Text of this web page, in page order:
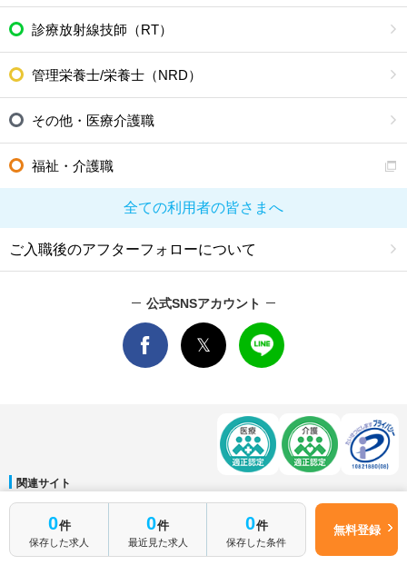
0件
保存した求人
0件
最近見た求人
0件
保存した条件
無料登録
診療放射線技師（RT）
管理栄養士/栄養士（NRD）
その他・医療介護職
福祉・介護職
全ての利用者の皆さまへ
ご入職後のアフターフォローについて
公式SNSアカウント
関連サイト
マイナビDOCTOR│マイナビ看護師│マイナビ薬剤師│マイナビ保育士
運営会社
会社概要│ ご利用規約 個人情報保護方針 サイトマップ│お問い合わせ